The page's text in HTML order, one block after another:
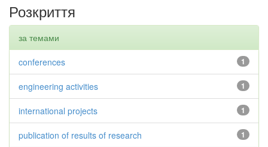
Розкриття
за темами
1
conferences
1
engineering activities
1
international projects
1
publication of results of research